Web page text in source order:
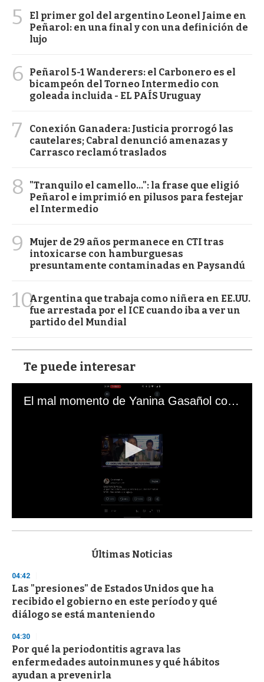
5
El primer gol del argentino Leonel Jaime en
Peñarol: en una final y con una definición de
lujo
6
Peñarol 5-1 Wanderers: el Carbonero es el
bicampeón del Torneo Intermedio con
goleada incluida - EL PAÍS Uruguay
7
Conexión Ganadera: Justicia prorrogó las
cautelares; Cabral denunció amenazas y
Carrasco reclamó traslados
8
"Tranquilo el camello...": la frase que eligió
Peñarol e imprimió en pilusos para festejar
el Intermedio
9
Mujer de 29 años permanece en CTI tras
intoxicarse con hamburguesas
presuntamente contaminadas en Paysandú
10Argentina que trabaja como niñera en EE.UU.
fue arrestada por el ICE cuando iba a ver un
partido del Mundial
Te puede interesar
El mal momento de Yanina Gasañol con un hincha argentino en "Subrayado"
s
d
s
o
f
3
s
e
c
o
n
Últimas Noticias
04:42
Las "presiones" de Estados Unidos que ha
recibido el gobierno en este período y qué
diálogo se está manteniendo
04:30
Por qué la periodontitis agrava las
enfermedades autoinmunes y qué hábitos
ayudan a prevenirla